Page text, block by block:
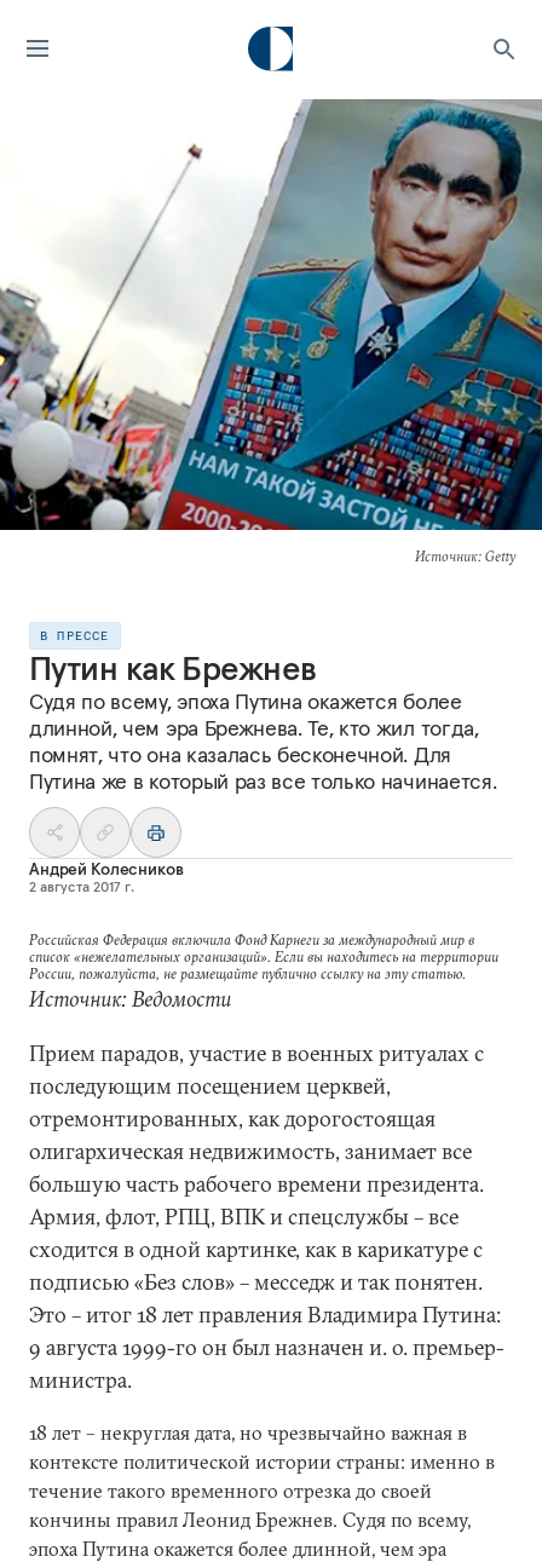
Источник: Getty
В ПРЕССЕ
Путин как Брежнев
Судя по всему, эпоха Путина окажется более
длинной, чем эра Брежнева. Те, кто жил тогда,
помнят, что она казалась бесконечной. Для
Путина же в который раз все только начинается.
Андрей Колесников
2 августа 2017 г.
Российская Федерация включила Фонд Карнеги за международный мир в
список «нежелательных организаций». Если вы находитесь на территории
России, пожалуйста, не размещайте публично ссылку на эту статью.
Источник: Ведомости
Прием парадов, участие в военных ритуалах с
последующим посещением церквей,
отремонтированных, как дорогостоящая
олигархическая недвижимость, занимает все
большую часть рабочего времени президента.
Армия, флот, РПЦ, ВПК и спецслужбы – все
сходится в одной картинке, как в карикатуре с
подписью «Без слов» – месседж и так понятен.
Это – итог 18 лет правления Владимира Путина:
9 августа 1999-го он был назначен и. о. премьер-
министра.
18 лет – некруглая дата, но чрезвычайно важная в
контексте политической истории страны: именно в
течение такого временного отрезка до своей
кончины правил Леонид Брежнев. Судя по всему,
эпоха Путина окажется более длинной, чем эра